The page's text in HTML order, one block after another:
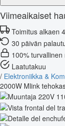
Viimeaikaiset
Toimitus alkaen
30 päivän
100% turvallinen
Laatutakuu
/ Elektroniikka &
2000W Mlink